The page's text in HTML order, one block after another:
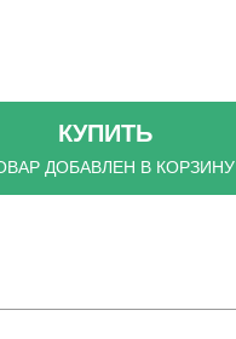
КУПИТЬ
ДОБАВЛЕН В КОРЗИНУ